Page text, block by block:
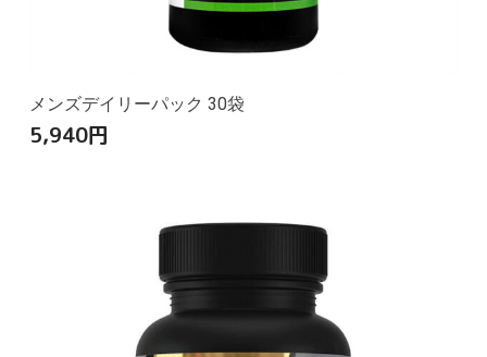
メンズデイリーパック 30袋
5,940円